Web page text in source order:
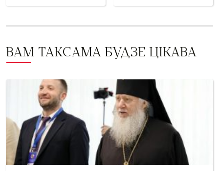
ВАМ ТАКСАМА БУДЗЕ ЦІКАВА